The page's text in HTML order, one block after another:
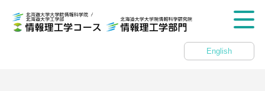
English